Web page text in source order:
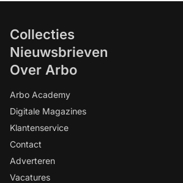
Collecties
Nieuwsbrieven
Over Arbo
Arbo Academy
Digitale Magazines
Klantenservice
Contact
Adverteren
Vacatures